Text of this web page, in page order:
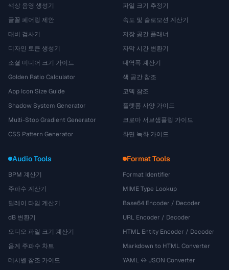
색상 음영 생성기
글꼴 페어링 제안
대비 검사기
디자인 토큰 생성기
소셜 미디어 크기 가이드
Golden Ratio Calculator
App Icon Size Guide
Shadow System Generator
Multi-Stop Gradient Generator
CSS Pattern Generator
파일 크기 추정기
속도 및 슬로모션 계산기
저장 공간 플래너
자막 시간 변환기
대역폭 계산기
색 공간 참조
코덱 참조
플랫폼 사양 가이드
크로마 서브샘플링 가이드
화면 녹화 가이드
Audio Tools
BPM 계산기
주파수 계산기
딜레이 타임 계산기
dB 변환기
오디오 파일 크기 계산기
음계 주파수 차트
데시벨 참조 가이드
Format Tools
Format Identifier
MIME Type Lookup
Base64 Encoder / Decoder
URL Encoder / Decoder
HTML Entity Encoder / Decoder
Markdown to HTML Converter
YAML ↔ JSON Converter